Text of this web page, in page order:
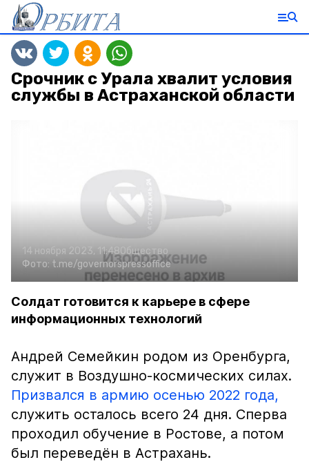
Срочник с Урала хвалит условия
службы в Астраханской области
14 ноября 2023, 11:48Общество
Фото: t.me/governorspressoffice
Солдат готовится к карьере в сфере
информационных технологий
Андрей Семейкин родом из Оренбурга,
служит в Воздушно-космических силах.
Призвался в армию осенью 2022 года,
служить осталось всего 24 дня. Сперва
проходил обучение в Ростове, а потом
был переведён в Астрахань.